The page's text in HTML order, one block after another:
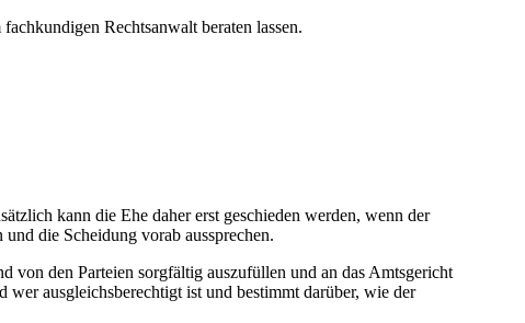
Rechtsanwalt beraten lassen.
kann die Ehe daher erst geschieden werden, wenn der
die Scheidung vorab aussprechen.
von den Parteien sorgfältig auszufüllen und an das Amtsgericht
ausgleichsberechtigt ist und bestimmt darüber, wie der